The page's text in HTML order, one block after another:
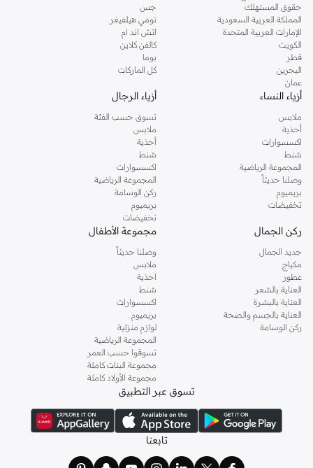
حقوق المستهلك
المملكة العربية السعودية
الإمارات العربية المتحدة
الكويت
قطر
البحرين
عمان
جس
تومي هيلفيغر
اتش اند ام
كالفن كلاين
بوما
كل الماركات
أزياء النساء
ملابس
أحذية
اكسسوارات
شنط
المجموعة الرياضية
وصلنا حديثاً
بريميوم
تخفيضات
أزياء الرجال
تسوق حسب الفئة
ملابس
أحذية
شنط
اكسسوارات
المجموعة الرياضية
ركن الوسامة
بريميوم
تخفيضات
ركن الجمال
جديد الجمال
مكياج
عطور
العناية بالشعر
العناية بالبشرة
العناية بالجسم والصحة
ركن الوسامة
مجموعة الأطفال
وصلنا حديثاً
ملابس
احذية
شنط
اكسسوارات
بريميوم
لوازم منزلية
المجموعة الرياضية
تسوقوا حسب العمر
مجموعة البنات كاملة
مجموعة الأولاد كاملة
تسوق عبر التطبيق
تابعنا